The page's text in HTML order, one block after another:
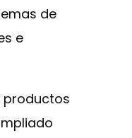
de
e
productos